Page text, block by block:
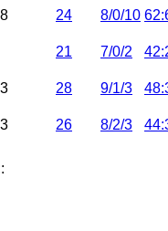
24 8/0/10
21 7/0/2
28 9/1/3
26 8/2/3